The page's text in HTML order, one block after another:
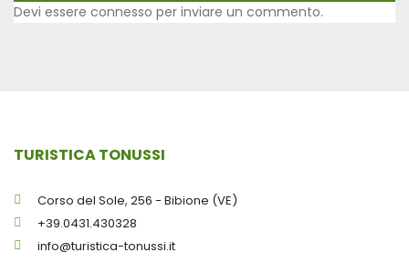
Devi essere connesso per inviare un commento.
TURISTICA TONUSSI
Corso del Sole, 256 - Bibione (VE)
+39.0431.430328
info@turistica-tonussi.it